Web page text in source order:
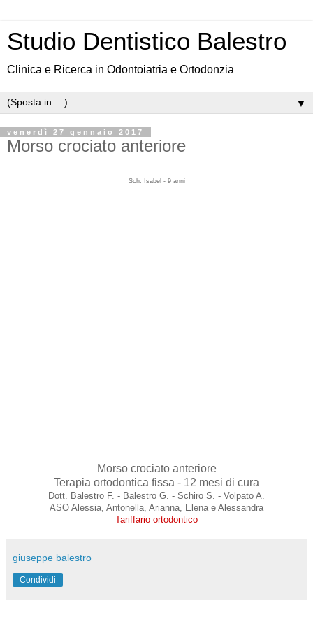
Studio Dentistico Balestro
Clinica e Ricerca in Odontoiatria e Ortodonzia
▼
venerdì 27 gennaio 2017
Morso crociato anteriore
Sch. Isabel - 9 anni
Morso crociato anteriore
Terapia ortodontica fissa - 12 mesi di cura
Dott. Balestro F. - Balestro G. - Schiro S. - Volpato A.
ASO Alessia, Antonella, Arianna, Elena e Alessandra
Tariffario ortodontico
giuseppe balestro
Condividi